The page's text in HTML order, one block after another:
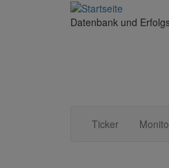
Direkt zum Inhalt
Datenbank und
Ticker